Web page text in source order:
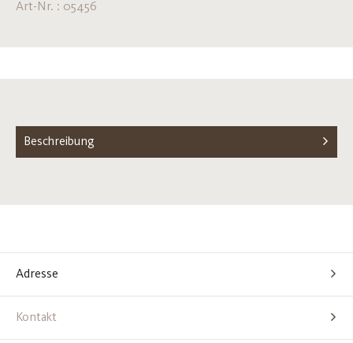
Art-Nr. : 05456
Beschreibung
Adresse
Kontakt